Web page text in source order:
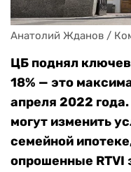
Анатолий Жданов /
ЦБ поднял
18% — это
апреля 2022
могут изменить
семейной
опрошенные RTVI